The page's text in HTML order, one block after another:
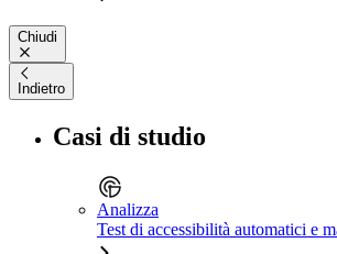
Chiudi
Indietro
Casi di studio
Analizza
Test di accessibilità automatici e